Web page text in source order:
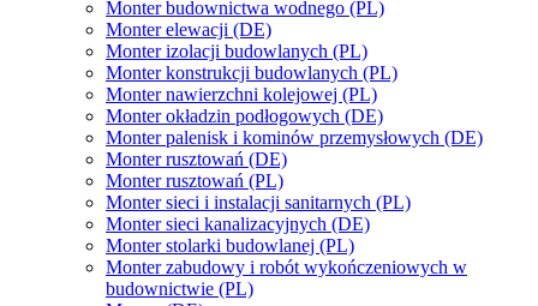
Monter budownictwa wodnego (PL)
Monter elewacji (DE)
Monter izolacji budowlanych (PL)
Monter konstrukcji budowlanych (PL)
Monter nawierzchni kolejowej (PL)
Monter okładzin podłogowych (DE)
Monter palenisk i kominów przemysłowych (DE)
Monter rusztowań (DE)
Monter rusztowań (PL)
Monter sieci i instalacji sanitarnych (PL)
Monter sieci kanalizacyjnych (DE)
Monter stolarki budowlanej (PL)
Monter zabudowy i robót wykończeniowych w
budownictwie (PL)